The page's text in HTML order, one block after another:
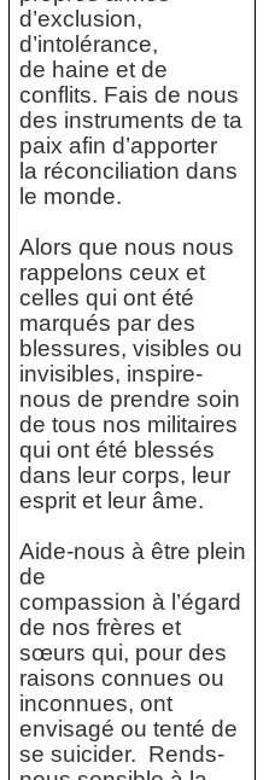
d’exclusion,
d’intolérance,
de haine et de
conflits. Fais de nous
des instruments de ta
paix afin d’apporter
la réconciliation dans
le monde.
Alors que nous nous
rappelons ceux et
celles qui ont été
marqués par des
blessures, visibles ou
invisibles, inspire-
nous de prendre soin
de tous nos militaires
qui ont été blessés
dans leur corps, leur
esprit et leur âme.
Aide-nous à être plein
de
compassion à l’égard
de nos frères et
sœurs qui, pour des
raisons connues ou
inconnues, ont
envisagé ou tenté de
se suicider. Rends-